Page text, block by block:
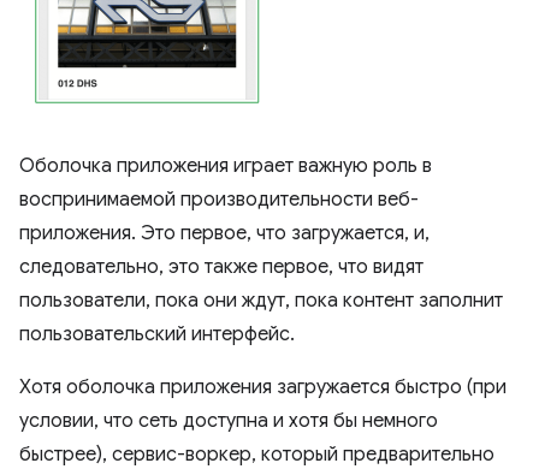
Оболочка приложения играет важную роль в
воспринимаемой производительности веб-
приложения. Это первое, что загружается, и,
следовательно, это также первое, что видят
пользователи, пока они ждут, пока контент заполнит
пользовательский интерфейс.
Хотя оболочка приложения загружается быстро (при
условии, что сеть доступна и хотя бы немного
быстрее), сервис-воркер, который предварительно